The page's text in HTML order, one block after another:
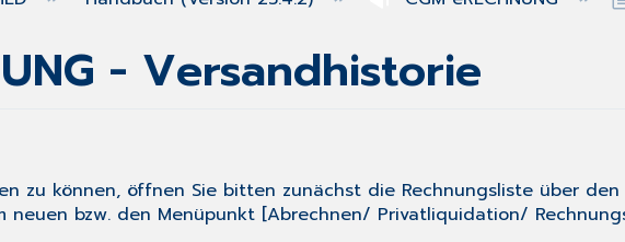
- Versandhistorie
zu können, öffnen Sie bitten zunächst die Rechnungsliste über
neuen bzw. den Menüpunkt [Abrechnen/ Privatliquidation/